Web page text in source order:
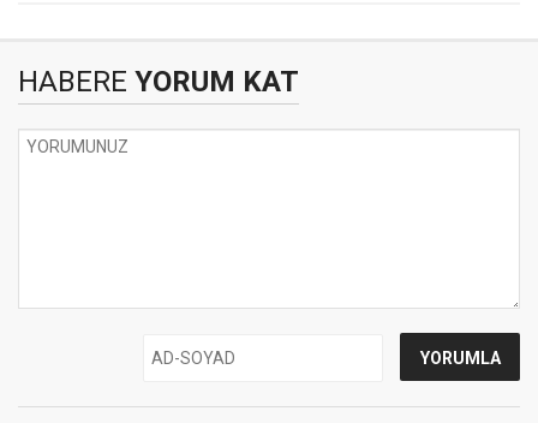
HABERE YORUM KAT